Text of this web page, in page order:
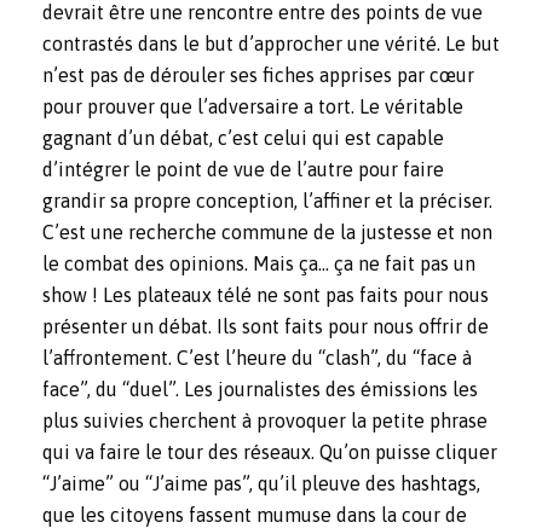
devrait être une rencontre entre des points de vue
contrastés dans le but d’approcher une vérité. Le but
n’est pas de dérouler ses fiches apprises par cœur
pour prouver que l’adversaire a tort. Le véritable
gagnant d’un débat, c’est celui qui est capable
d’intégrer le point de vue de l’autre pour faire
grandir sa propre conception, l’affiner et la préciser.
C’est une recherche commune de la justesse et non
le combat des opinions. Mais ça… ça ne fait pas un
show ! Les plateaux télé ne sont pas faits pour nous
présenter un débat. Ils sont faits pour nous offrir de
l’affrontement. C’est l’heure du “clash”, du “face à
face”, du “duel”. Les journalistes des émissions les
plus suivies cherchent à provoquer la petite phrase
qui va faire le tour des réseaux. Qu’on puisse cliquer
“J’aime” ou “J’aime pas”, qu’il pleuve des hashtags,
que les citoyens fassent mumuse dans la cour de